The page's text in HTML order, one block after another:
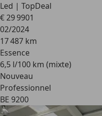
Led | TopDeal
€ 29 9901
02/2024
17 487 km
Essence
6,5 l/100 km (mixte)
Nouveau
Professionnel
BE 9200